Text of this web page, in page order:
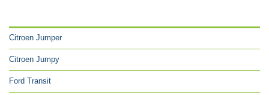
Citroen Jumper
Citroen Jumpy
Ford Transit